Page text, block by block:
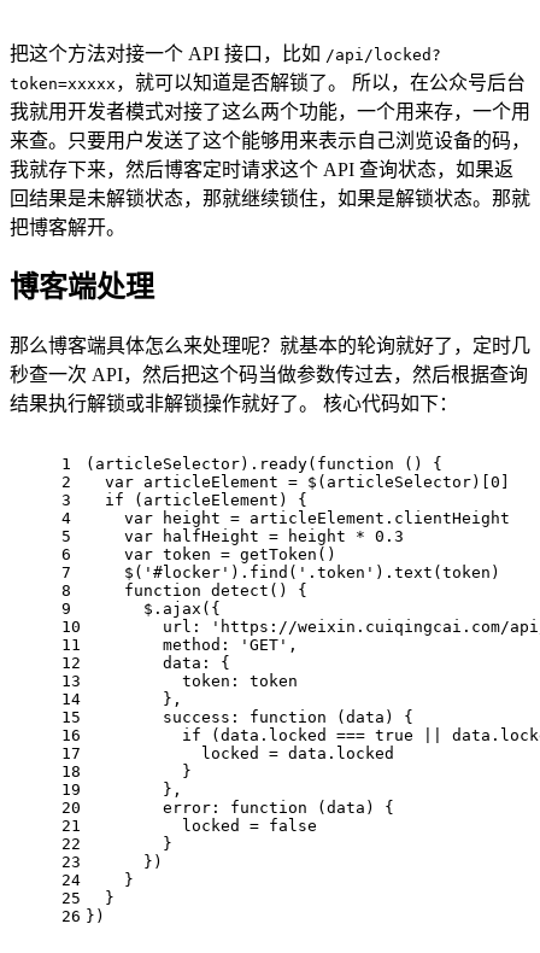
把这个方法对接一个 API 接口，比如 /api/locked?
token=xxxxx ，就可以知道是否解锁了。 所以，在公众号后台
我就用开发者模式对接了这么两个功能，一个用来存，一个用
来查。只要用户发送了这个能够用来表示自己浏览设备的码，
我就存下来，然后博客定时请求这个 API 查询状态，如果返
回结果是未解锁状态，那就继续锁住，如果是解锁状态。那就
把博客解开。
博客端处理
那么博客端具体怎么来处理呢？就基本的轮询就好了，定时几
秒查一次 API，然后把这个码当做参数传过去，然后根据查询
结果执行解锁或非解锁操作就好了。 核心代码如下：
1
2
3
4
5
6
7
8
9
10
11
12
13
14
15
16
17
18
19
20
21
22
23
24
25
26
(articleSelector).ready( function ( ) {
var articleElement = $(articleSelector)[ 0
if (articleElement) {
var height = articleElement.clientHeight
var halfHeight = height * 0.3
var token = getToken()
    $(
'#locker' ).find( '.token' ).text(token)
function detect ( ) {
      $.ajax({
        url:
'https://weixin.cuiqingcai.com/
        method:
'GET' ,
        data: {
          token: token
        },
        success:
function ( data ) {
if (data.locked === true ||
            locked = data.locked
          }
        },
        error:
function ( data ) {
          locked =
false
        }
      })
    }
  }
})